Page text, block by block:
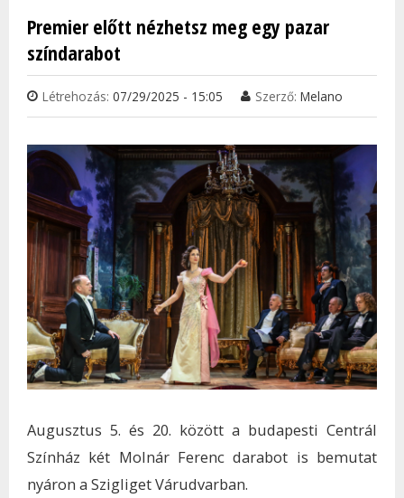
Premier előtt nézhetsz meg egy pazar
színdarabot
Létrehozás: 07/29/2025 - 15:05 Szerző: Melano
Augusztus 5. és 20. között a budapesti Centrál
Színház két Molnár Ferenc darabot is bemutat
nyáron a Szigliget Várudvarban.